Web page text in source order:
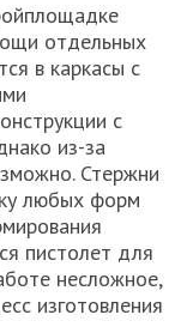
отдельных
в каркасы с
с
из-за
Стержни
любых форм
пистолет для
несложное,
изготовления